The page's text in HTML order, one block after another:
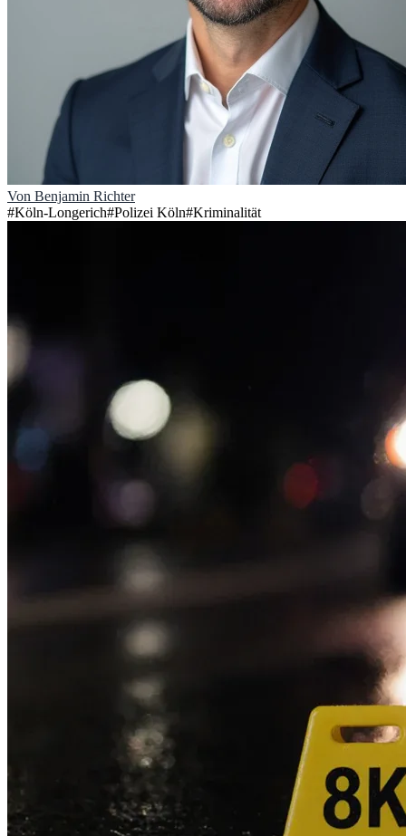
Von Benjamin Richter
#Köln-Longerich#Polizei Köln#Kriminalität